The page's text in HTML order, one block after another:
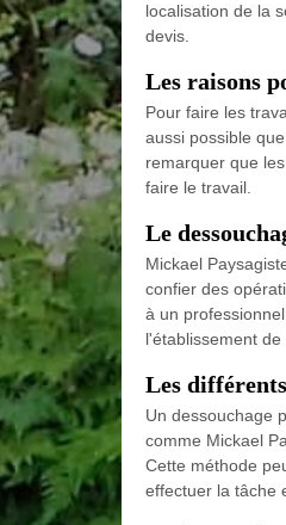
localisation de la
devis.
Les raisons
Pour faire les
aussi possible
remarquer que
faire le travail.
Le
Mickael
confier des
à un
l'établissement
Les
Un dessouchage
comme Mickael
Cette méthode
effectuer la tâche